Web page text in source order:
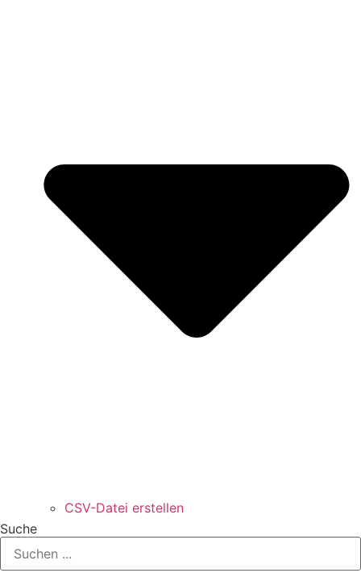
CSV-Datei erstellen
Suche